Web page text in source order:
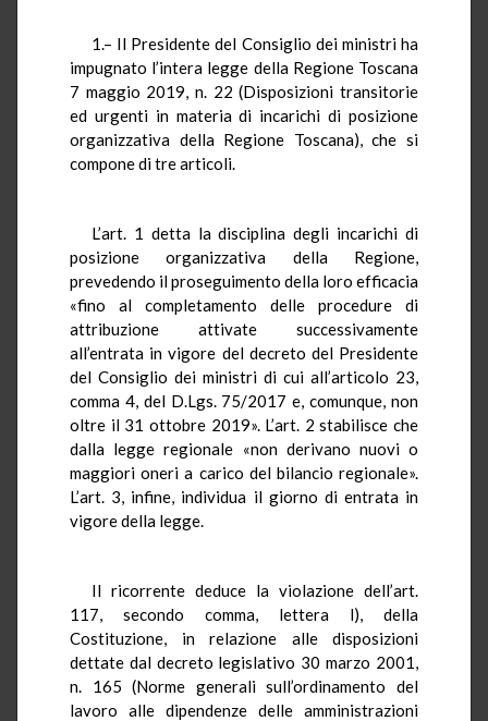
1.– Il Presidente del Consiglio dei ministri ha
impugnato l’intera legge della Regione Toscana
7 maggio 2019, n. 22 (Disposizioni transitorie
ed urgenti in materia di incarichi di posizione
organizzativa della Regione Toscana), che si
compone di tre articoli.
L’art. 1 detta la disciplina degli incarichi di
posizione organizzativa della Regione,
prevedendo il proseguimento della loro efficacia
«fino al completamento delle procedure di
attribuzione attivate successivamente
all’entrata in vigore del decreto del Presidente
del Consiglio dei ministri di cui all’articolo 23,
comma 4, del D.Lgs. 75/2017 e, comunque, non
oltre il 31 ottobre 2019». L’art. 2 stabilisce che
dalla legge regionale «non derivano nuovi o
maggiori oneri a carico del bilancio regionale».
L’art. 3, infine, individua il giorno di entrata in
vigore della legge.
Il ricorrente deduce la violazione dell’art.
117, secondo comma, lettera l), della
Costituzione, in relazione alle disposizioni
dettate dal decreto legislativo 30 marzo 2001,
n. 165 (Norme generali sull’ordinamento del
lavoro alle dipendenze delle amministrazioni